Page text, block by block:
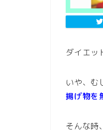
ダイエッ
いや、む
揚げ物を
そんな時、